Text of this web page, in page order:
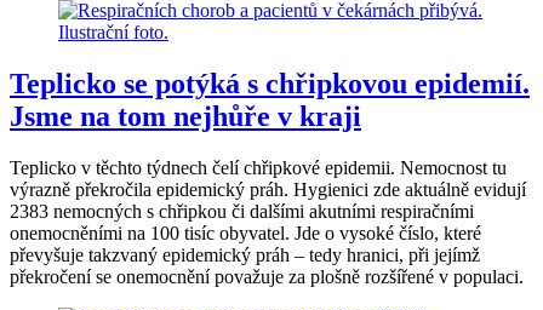
Teplicko se potýká s chřipkovou epidemií.
Jsme na tom nejhůře v kraji
Teplicko v těchto týdnech čelí chřipkové epidemii. Nemocnost tu
výrazně překročila epidemický práh. Hygienici zde aktuálně evidují
2383 nemocných s chřipkou či dalšími akutními respiračními
onemocněními na 100 tisíc obyvatel. Jde o vysoké číslo, které
převyšuje takzvaný epidemický práh – tedy hranici, při jejímž
překročení se onemocnění považuje za plošně rozšířené v populaci.